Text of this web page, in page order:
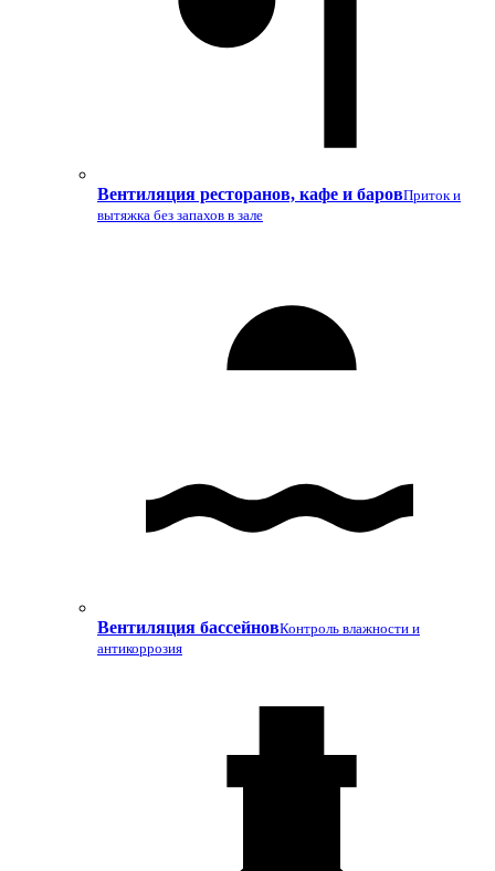
Вентиляция ресторанов, кафе и баровПриток и
вытяжка без запахов в зале
Вентиляция бассейновКонтроль влажности и
антикоррозия